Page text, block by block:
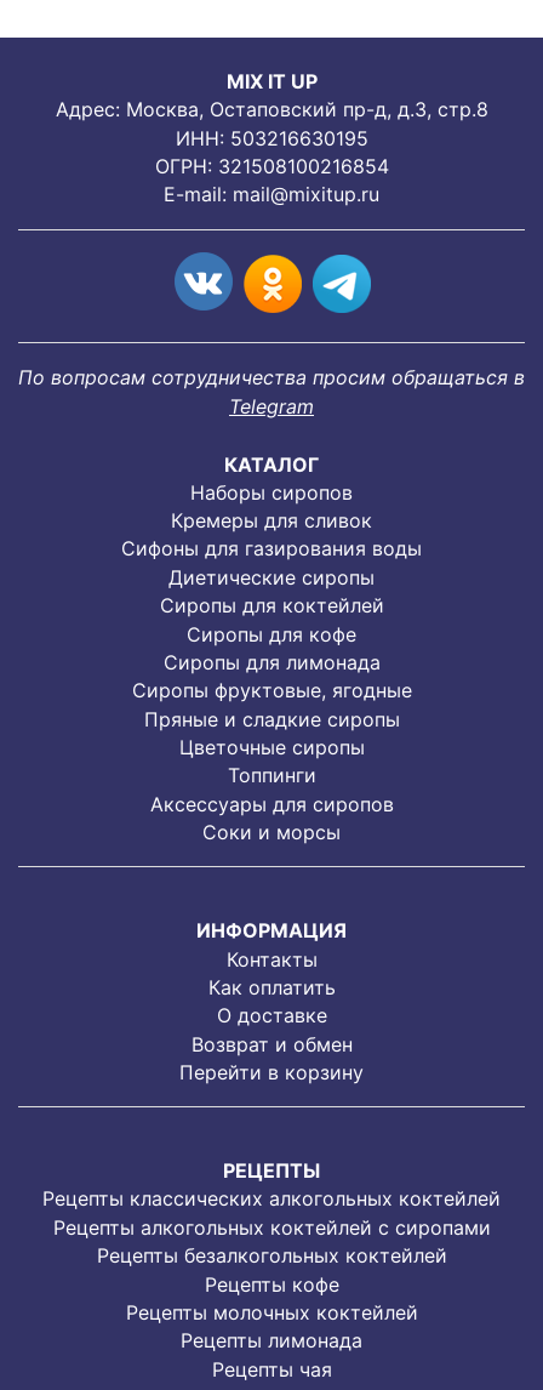
MIX IT UP
Адрес: Москва, Остаповский пр-д, д.3, стр.8
ИНН: 503216630195
ОГРН: 321508100216854
E-mail: mail@mixitup.ru
По вопросам сотрудничества просим обращаться в
Telegram
КАТАЛОГ
Наборы сиропов
Кремеры для сливок
Сифоны для газирования воды
Диетические сиропы
Сиропы для коктейлей
Сиропы для кофе
Сиропы для лимонада
Cиропы фруктовые, ягодные
Пряные и сладкие сиропы
Цветочные сиропы
Топпинги
Аксессуары для сиропов
Соки и морсы
ИНФОРМАЦИЯ
Контакты
Как оплатить
О доставке
Возврат и обмен
Перейти в корзину
РЕЦЕПТЫ
Рецепты классических алкогольных коктейлей
Рецепты алкогольных коктейлей с сиропами
Рецепты безалкогольных коктейлей
Рецепты кофе
Рецепты молочных коктейлей
Рецепты лимонада
Рецепты чая